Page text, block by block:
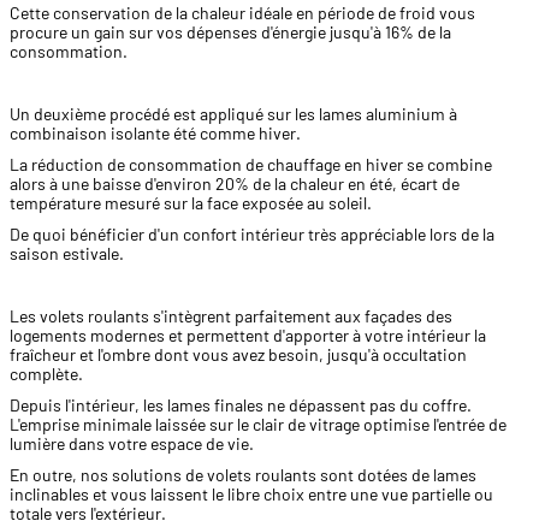
Cette conservation de la chaleur idéale en période de froid vous
procure un gain sur vos dépenses d'énergie jusqu'à 16% de la
consommation.
Un deuxième procédé est appliqué sur les lames aluminium à
combinaison isolante été comme hiver.
La réduction de consommation de chauffage en hiver se combine
alors à une baisse d'environ 20% de la chaleur en été, écart de
température mesuré sur la face exposée au soleil.
De quoi bénéficier d'un confort intérieur très appréciable lors de la
saison estivale.
Les volets roulants s'intègrent parfaitement aux façades des
logements modernes et permettent d'apporter à votre intérieur la
fraîcheur et l'ombre dont vous avez besoin, jusqu'à occultation
complète.
Depuis l'intérieur, les lames finales ne dépassent pas du coffre.
L'emprise minimale laissée sur le clair de vitrage optimise l'entrée de
lumière dans votre espace de vie.
En outre, nos solutions de volets roulants sont dotées de lames
inclinables et vous laissent le libre choix entre une vue partielle ou
totale vers l'extérieur.